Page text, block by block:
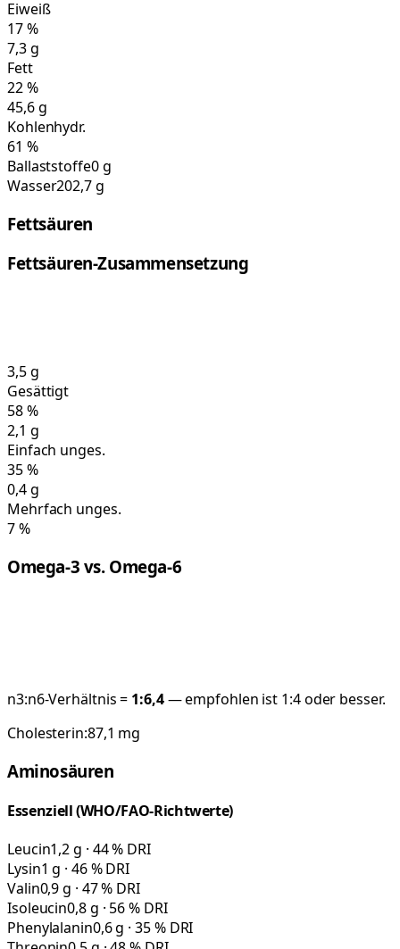
Eiweiß
17%
7,3g
Fett
22%
45,6g
Kohlenhydr.
61 %
Ballaststoffe0 g
Wasser202,7 g
Fettsäuren
Fettsäuren-Zusammensetzung
3,5g
Gesättigt
58%
2,1 g
Einfach unges.
35%
0,4g
Mehrfach unges.
7%
Omega-3 vs. Omega-6
n3:n6-Verhältnis = 1:6,4— empfohlen ist 1:4 oder besser.
Cholesterin:87,1 mg
Aminosäuren
Essenziell (WHO/FAO-Richtwerte)
Leucin1,2 g · 44 % DRI
Lysin1 g · 46 % DRI
Valin0,9 g · 47 % DRI
Isoleucin0,8 g · 56 % DRI
Phenylalanin0,6 g · 35 % DRI